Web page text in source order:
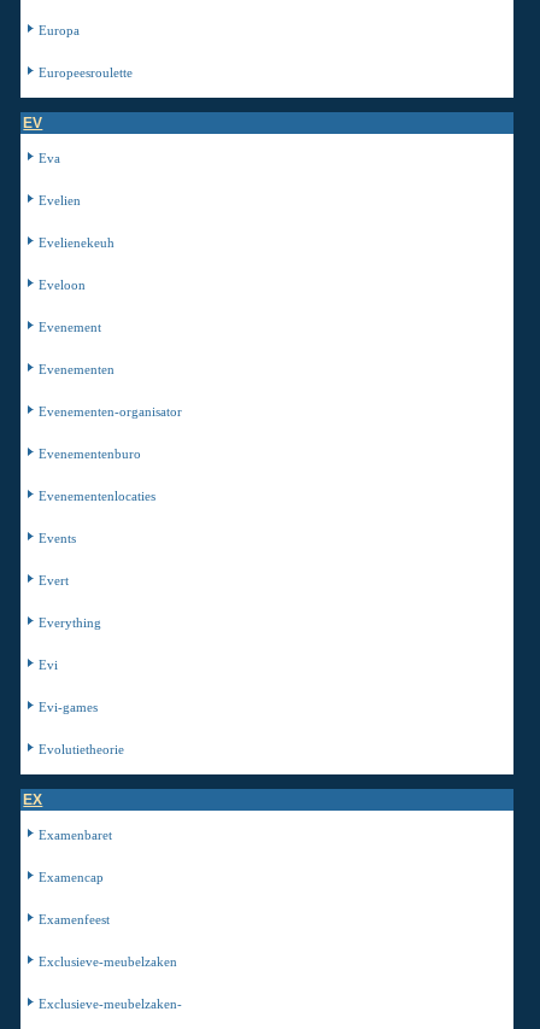
Europa
Europeesroulette
EV
Eva
Evelien
Evelienekeuh
Eveloon
Evenement
Evenementen
Evenementen-organisator
Evenementenburo
Evenementenlocaties
Events
Evert
Everything
Evi
Evi-games
Evolutietheorie
EX
Examenbaret
Examencap
Examenfeest
Exclusieve-meubelzaken
Exclusieve-meubelzaken-